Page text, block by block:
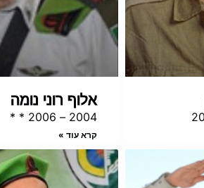
אלוף רוני נומה
2004 – 2006 * *
קרא עוד »